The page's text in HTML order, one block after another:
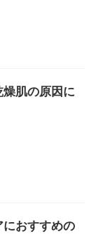
肌の原因に
おすすめの